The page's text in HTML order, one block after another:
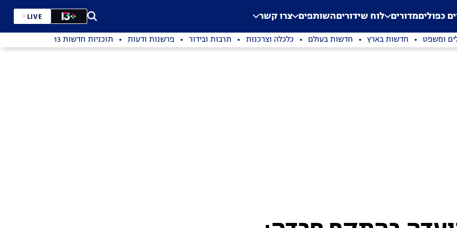
Application error: a
. כפוליםמדורים לוח שידוריםהשותפים צרו קשר LIVE
ומשפט חדשות בארץ חדשות בעולם כלכלה וצרכנות תרבות ובידור פרשנות ודעות תוכניות חדשות 13